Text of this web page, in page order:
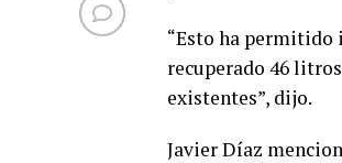
“Esto ha permitido
recuperado 46
existentes”, dijo.
Javier Díaz